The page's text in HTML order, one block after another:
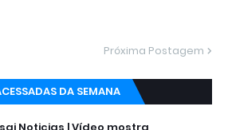
Próxima Postagem
DA SEMANA